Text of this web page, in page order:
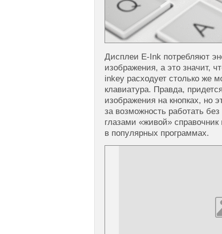
Дисплеи E-Ink потребляют
изображения, а это значит,
inkey расходует столько же
клавиатура. Правда,
изображения на кнопках, но
за возможность работать
глазами «живой»
в популярных программах.